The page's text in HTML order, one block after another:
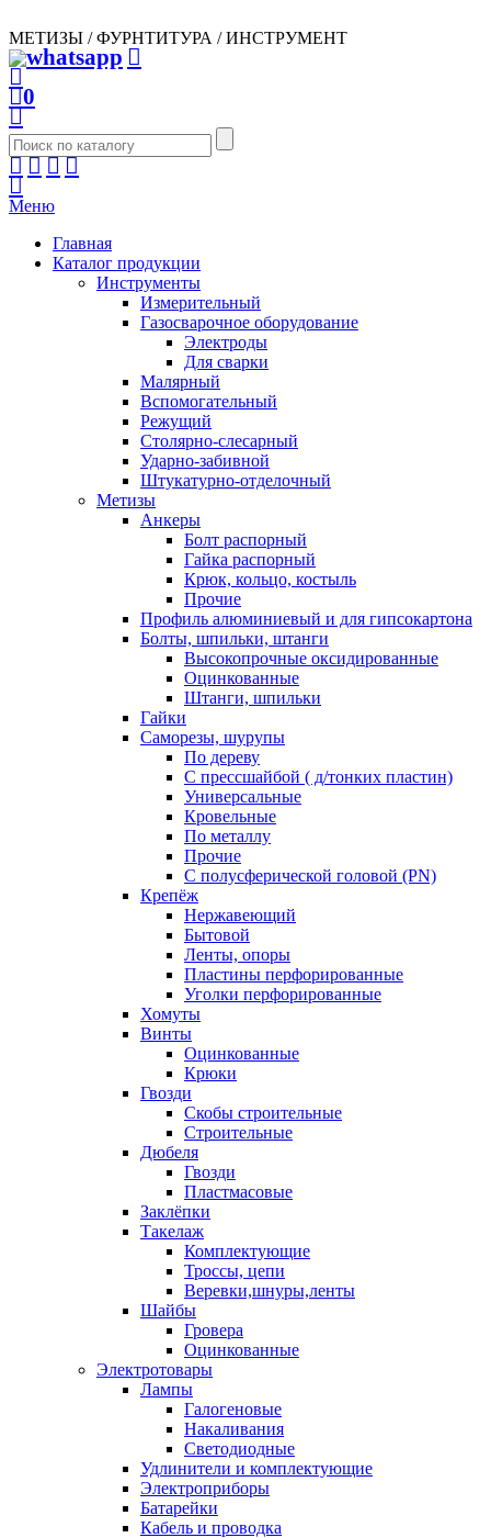
МЕТИЗЫ / ФУРНТИТУРА / ИНСТРУМЕНТ
0
Меню
Главная
Каталог продукции
Инструменты
Измерительный
Газосварочное оборудование
Электроды
Для сварки
Малярный
Вспомогательный
Режущий
Столярно-слесарный
Ударно-забивной
Штукатурно-отделочный
Метизы
Анкеры
Болт распорный
Гайка распорный
Крюк, кольцо, костыль
Прочие
Профиль алюминиевый и для гипсокартона
Болты, шпильки, штанги
Высокопрочные оксидированные
Оцинкованные
Штанги, шпильки
Гайки
Саморезы, шурупы
По дереву
С прессшайбой ( д/тонких пластин)
Универсальные
Кровельные
По металлу
Прочие
С полусферической головой (PN)
Крепёж
Нержавеющий
Бытовой
Ленты, опоры
Пластины перфорированные
Уголки перфорированные
Хомуты
Винты
Оцинкованные
Крюки
Гвозди
Скобы строительные
Строительные
Дюбеля
Гвозди
Пластмасовые
Заклёпки
Такелаж
Комплектующие
Троссы, цепи
Веревки,шнуры,ленты
Шайбы
Гровера
Оцинкованные
Электротовары
Лампы
Галогеновые
Накаливания
Светодиодные
Удлинители и комплектующие
Электроприборы
Батарейки
Кабель и проводка